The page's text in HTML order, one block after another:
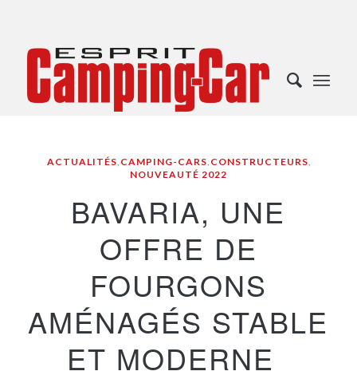
ACTUALITÉS, CAMPING-CARS, CONSTRUCTEURS,
NOUVEAUTÉ 2022
BAVARIA, UNE
OFFRE DE
FOURGONS
AMÉNAGÉS STABLE
ET MODERNE